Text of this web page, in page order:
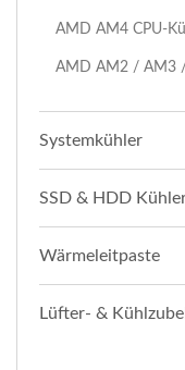
AMD AM4 CPU-
AMD AM2 / AM3
Systemkühler
SSD & HDD
Wärmeleitpaste
Lüfter- &